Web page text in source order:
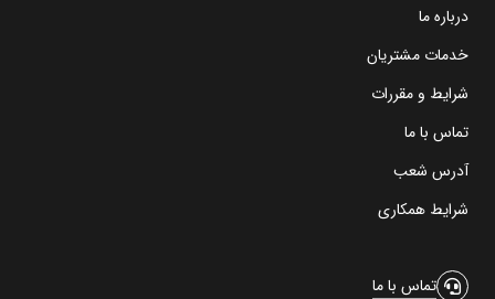
درباره ما
خدمات مشتریان
شرایط و مقررات
تماس با ما
آدرس شعب
شرایط همکاری
تماس با ما